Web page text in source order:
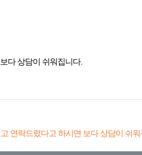
다 상담이 쉬워집니다.
연락드렸다고 하시면 보다 상담이 쉬워